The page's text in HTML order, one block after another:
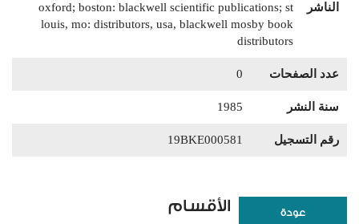
الناشر
oxford; boston: blackwell scientific publications; st
louis, mo: distributors, usa, blackwell mosby book
distributors
عدد الصفحات 0
سنة النشر 1985
رقم التسجيل 19BKE000581
عودة الأقسام